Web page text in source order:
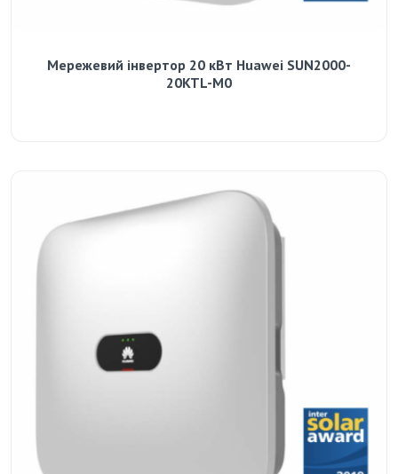
Мережевий інвертор 20 кВт Huawei SUN2000-
20KTL-M0